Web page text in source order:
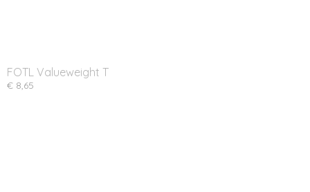
FOTL Valueweight T
€ 8,65